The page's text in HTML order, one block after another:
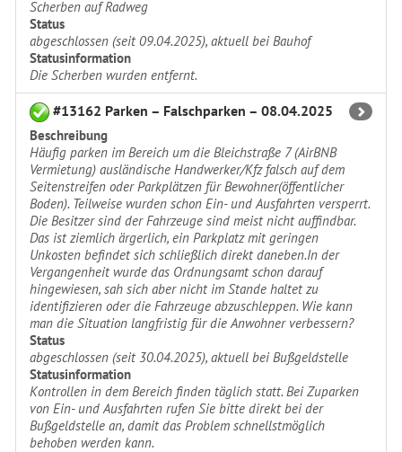
Scherben auf Radweg
Status
abgeschlossen (seit 09.04.2025), aktuell bei Bauhof
Statusinformation
Die Scherben wurden entfernt.
#13162 Parken – Falschparken – 08.04.2025
Beschreibung
Häufig parken im Bereich um die Bleichstraße 7 (AirBNB
Vermietung) ausländische Handwerker/Kfz falsch auf dem
Seitenstreifen oder Parkplätzen für Bewohner(öffentlicher
Boden). Teilweise wurden schon Ein- und Ausfahrten versperrt.
Die Besitzer sind der Fahrzeuge sind meist nicht auffindbar.
Das ist ziemlich ärgerlich, ein Parkplatz mit geringen
Unkosten befindet sich schließlich direkt daneben.In der
Vergangenheit wurde das Ordnungsamt schon darauf
hingewiesen, sah sich aber nicht im Stande haltet zu
identifizieren oder die Fahrzeuge abzuschleppen. Wie kann
man die Situation langfristig für die Anwohner verbessern?
Status
abgeschlossen (seit 30.04.2025), aktuell bei Bußgeldstelle
Statusinformation
Kontrollen in dem Bereich finden täglich statt. Bei Zuparken
von Ein- und Ausfahrten rufen Sie bitte direkt bei der
Bußgeldstelle an, damit das Problem schnellstmöglich
behoben werden kann.